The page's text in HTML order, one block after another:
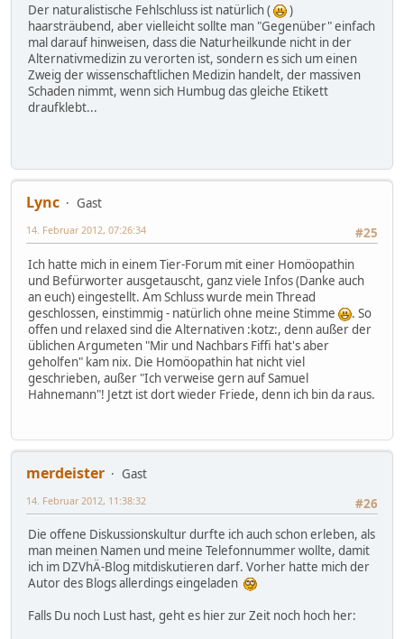
Der naturalistische Fehlschluss ist natürlich (
)
haarsträubend, aber vielleicht sollte man "Gegenüber" einfach
mal darauf hinweisen, dass die Naturheilkunde nicht in der
Alternativmedizin zu verorten ist, sondern es sich um einen
Zweig der wissenschaftlichen Medizin handelt, der massiven
Schaden nimmt, wenn sich Humbug das gleiche Etikett
draufklebt...
Lync
Gast
#25
14. Februar 2012, 07:26:34
Ich hatte mich in einem Tier-Forum mit einer Homöopathin
und Befürworter ausgetauscht, ganz viele Infos (Danke auch
an euch) eingestellt. Am Schluss wurde mein Thread
geschlossen, einstimmig - natürlich ohne meine Stimme
. So
offen und relaxed sind die Alternativen :kotz:, denn außer der
üblichen Argumeten "Mir und Nachbars Fiffi hat's aber
geholfen" kam nix. Die Homöopathin hat nicht viel
geschrieben, außer "Ich verweise gern auf Samuel
Hahnemann"! Jetzt ist dort wieder Friede, denn ich bin da raus.
merdeister
Gast
#26
14. Februar 2012, 11:38:32
Die offene Diskussionskultur durfte ich auch schon erleben, als
man meinen Namen und meine Telefonnummer wollte, damit
ich im DZVhÄ-Blog mitdiskutieren darf. Vorher hatte mich der
Autor des Blogs allerdings eingeladen
Falls Du noch Lust hast, geht es hier zur Zeit noch hoch her: